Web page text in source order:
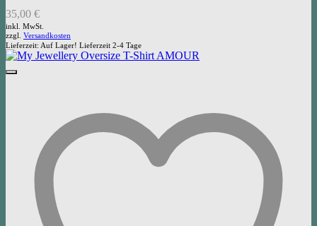
35,00 €
inkl. MwSt.
zzgl. Versandkosten
Lieferzeit: Auf Lager! Lieferzeit 2-4 Tage